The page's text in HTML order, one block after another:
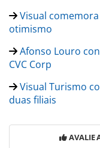
Visual
otimismo
Afonso Louro
CVC Corp
Visual Turismo
duas filiais
AVALIE